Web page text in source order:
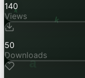
140
Views
50
Downloads